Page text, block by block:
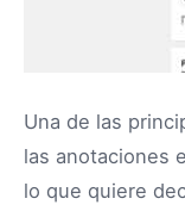
Una de las
las anotaciones
lo que quiere